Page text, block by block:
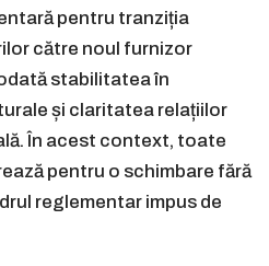
pentru tranziția
către noul furnizor
stabilitatea în
și claritatea relațiilor
În acest context, toate
pentru o schimbare fără
reglementar impus de